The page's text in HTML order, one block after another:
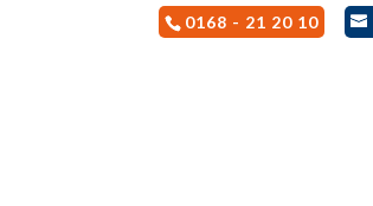
0168 - 21 20 10